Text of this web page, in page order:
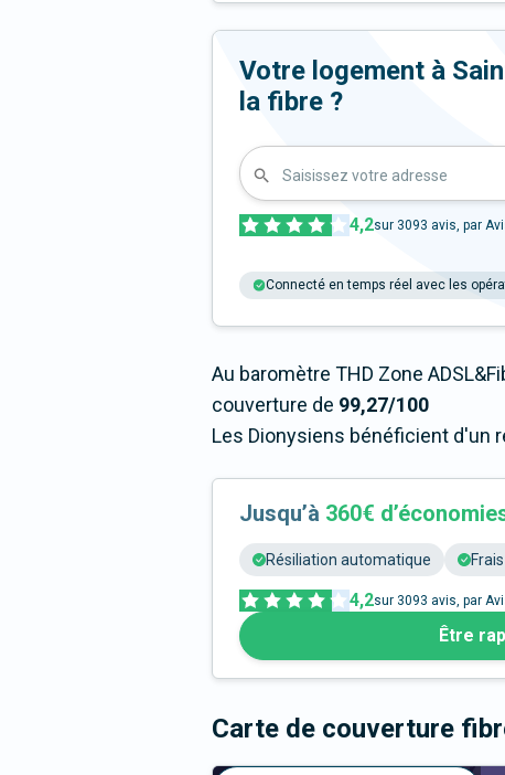
Votre logement à
la fibre ?
Saisissez votre adresse
4,2sur 3093 avis, par
Connecté en temps réel avec les
Au baromètre THD Zone
couverture de 99,27/100
Les Dionysiens bénéficient d'un
Jusqu’à 360€
Résiliation automatique
4,2sur 3093 avis, par
Être
Carte de couverture